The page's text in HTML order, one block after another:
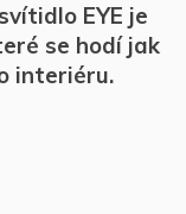
EYE je
se hodí jak
interiéru.